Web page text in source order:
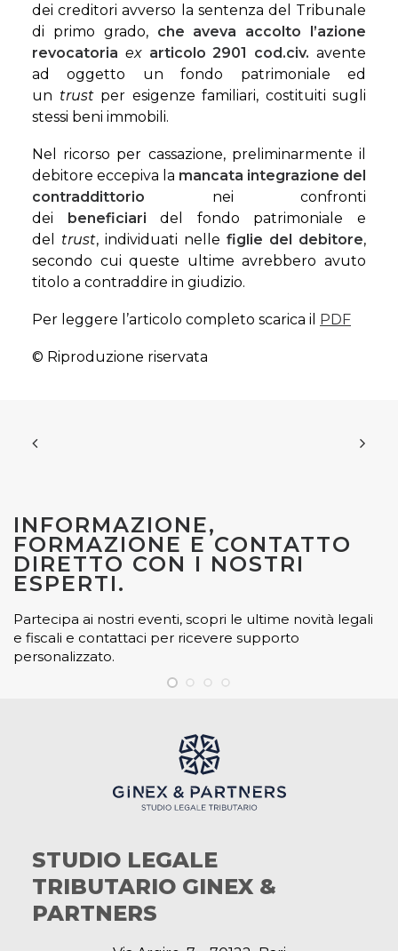
dei creditori avverso la sentenza del Tribunale
di primo grado, che aveva accolto l’azione
revocatoria exarticolo 2901 cod.civ.avente
ad oggetto un fondo patrimoniale ed
un trustper esigenze familiari, costituiti sugli
stessi beni immobili.
Nel ricorso per cassazione, preliminarmente il
debitore eccepiva la mancata integrazione del
contraddittorio nei confronti
dei beneficiaridel fondo patrimoniale e
del trust, individuati nelle figlie del debitore,
secondo cui queste ultime avrebbero avuto
titolo a contraddire in giudizio.
Per leggere l’articolo completo scarica il PDF
© Riproduzione riservata
INFORMAZIONE,
FORMAZIONE E CONTATTO
DIRETTO CON I NOSTRI
ESPERTI.
Partecipa ai nostri eventi, scopri le ultime novità legali
e fiscali e contattaci per ricevere supporto
personalizzato.
STUDIO LEGALE
TRIBUTARIO GINEX &
PARTNERS